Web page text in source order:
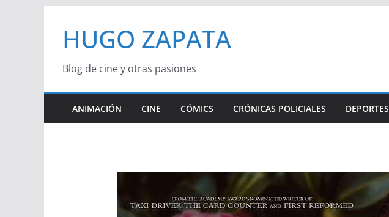
contenido
HUGO ZAPATA
Blog de cine y otras pasiones
ANIMACIÓN CINE CÓMICS CRÓNICAS POLICIALES DEPORTES